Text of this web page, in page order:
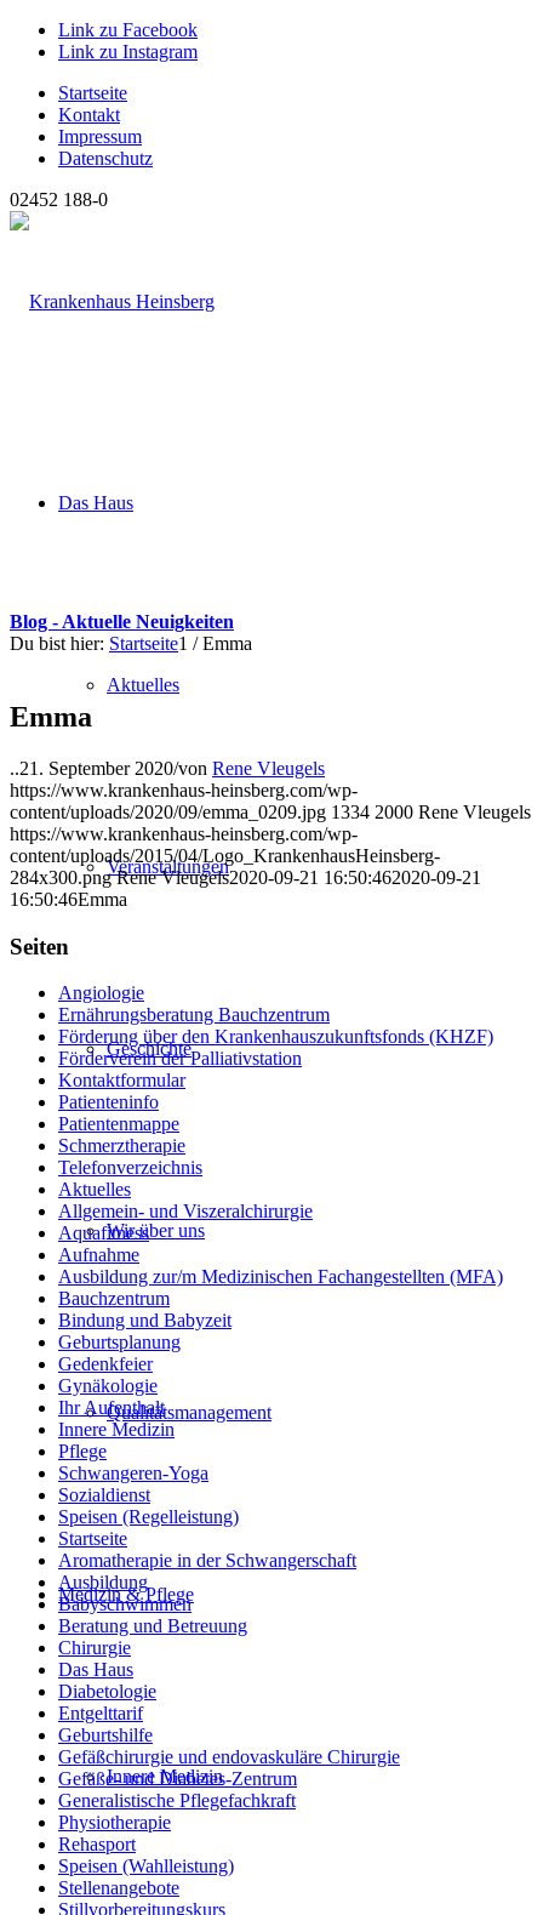
Link zu Facebook
Link zu Instagram
Startseite
Kontakt
Impressum
Datenschutz
02452 188-0
Das Haus
Aktuelles
Veranstaltungen
Geschichte
Wir über uns
Qualitätsmanagement
Medizin & Pflege
Innere Medizin
Blog - Aktuelle Neuigkeiten
Du bist hier: Startseite1 / Emma
Emma
..21. September 2020/von Rene Vleugels
https://www.krankenhaus-heinsberg.com/wp-
content/uploads/2020/09/emma_0209.jpg 1334 2000 Rene Vleugels
https://www.krankenhaus-heinsberg.com/wp-
content/uploads/2015/04/Logo_KrankenhausHeinsberg-
284x300.png Rene Vleugels2020-09-21 16:50:462020-09-21
16:50:46Emma
Seiten
Angiologie
Ernährungsberatung Bauchzentrum
Förderung über den Krankenhauszukunftsfonds (KHZF)
Förderverein der Palliativstation
Kontaktformular
Patienteninfo
Patientenmappe
Schmerztherapie
Telefonverzeichnis
Aktuelles
Allgemein- und Viszeralchirurgie
Aquafitness
Aufnahme
Ausbildung zur/m Medizinischen Fachangestellten (MFA)
Bauchzentrum
Bindung und Babyzeit
Geburtsplanung
Gedenkfeier
Gynäkologie
Ihr Aufenthalt
Innere Medizin
Pflege
Schwangeren-Yoga
Sozialdienst
Speisen (Regelleistung)
Startseite
Aromatherapie in der Schwangerschaft
Ausbildung
Babyschwimmen
Beratung und Betreuung
Chirurgie
Das Haus
Diabetologie
Entgelttarif
Geburtshilfe
Gefäßchirurgie und endovaskuläre Chirurgie
Gefäße- und Diabetes-Zentrum
Generalistische Pflegefachkraft
Physiotherapie
Rehasport
Speisen (Wahlleistung)
Stellenangebote
Stillvorbereitungskurs